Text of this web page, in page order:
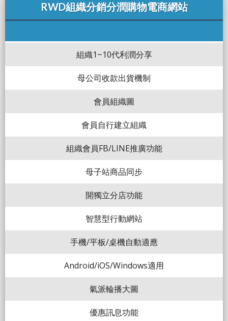
RWD組織分銷分潤購物電商網站
組織1~10代利潤分享
母公司收款出貨機制
會員組織圖
會員自行建立組織
組織會員FB/LINE推廣功能
母子站商品同步
開獨立分店功能
智慧型行動網站
手機/平板/桌機自動適應
Android/iOS/Windows適用
氣派輪播大圖
優惠訊息功能